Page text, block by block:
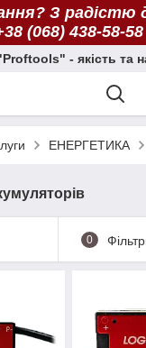
З радістю
(068) 438-58-58
- якість та
ЕНЕРГЕТИКА
0